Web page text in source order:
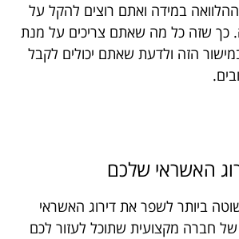
במידה ואתם רוצים להקל על
כך שזה כל מה שאתם צריכים על מנת
הזה ולדעת שאתם יכולים לקבל
האשראי שלכם
ביותר לשפר את דירוג האשראי
חברה מקצועית שתוכל לעזור לכם